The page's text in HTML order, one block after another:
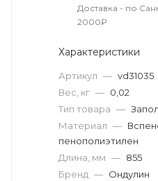
Доставка - по
2000₽
Характеристики
Артикул — vd31035
Вес, кг — 0,02
Тип товара —
Материал —
пенополиэтилен
Длина, мм — 855
Бренд — Ондулин